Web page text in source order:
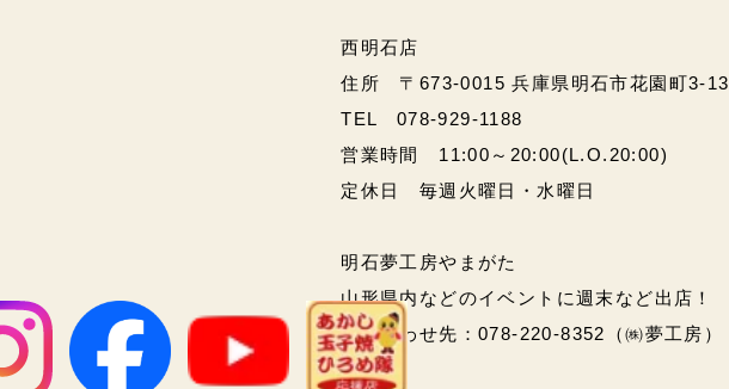
西明石店
住所 〒673-0015 兵庫県明石市花園町3-13
TEL 078-929-1188
営業時間 11:00～20:00(L.O.20:00)
定休日 毎週火曜日・水曜日
明石夢工房やまがた
山形県内などのイベントに週末など出店！
問い合わせ先：078-220-8352（㈱夢工房）